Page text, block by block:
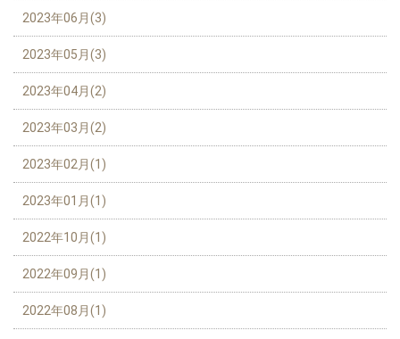
2023年06月(3)
2023年05月(3)
2023年04月(2)
2023年03月(2)
2023年02月(1)
2023年01月(1)
2022年10月(1)
2022年09月(1)
2022年08月(1)